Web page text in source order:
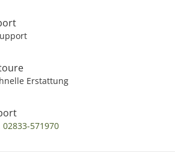
Erstattung
02833-571970